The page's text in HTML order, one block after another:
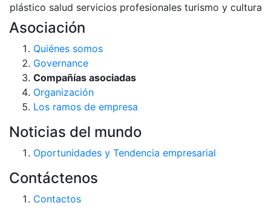
plástico salud servicios profesionales turismo y cultura
Asociación
Quiénes somos
Governance
Compañías asociadas
Organización
Los ramos de empresa
Noticias del mundo
Oportunidades y Tendencia empresarial
Contáctenos
Contactos